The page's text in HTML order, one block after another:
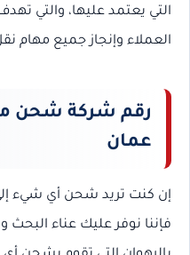
التي يعتمد عليها، والتي
العملاء وإنجاز جميع
رقم شركة شحن
عمان
إن كنت تريد شحن أي شيء
فإننا نوفر عليك عناء